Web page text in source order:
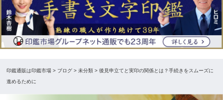
印鑑通販は印鑑市場 > ブログ > 未分類 > 後見申立てと実印の関係とは？手続きをスムーズに
進めるために